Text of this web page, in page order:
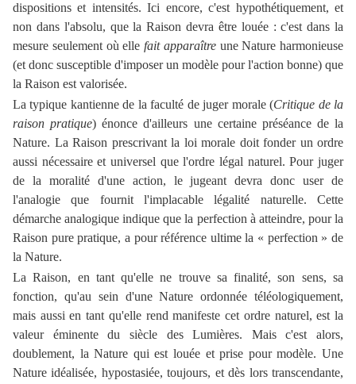
dispositions et intensités. Ici encore, c'est hypothétiquement, et
non dans l'absolu, que la Raison devra être louée : c'est dans la
mesure seulement où elle fait apparaîtreune Nature harmonieuse
(et donc susceptible d'imposer un modèle pour l'action bonne) que
la Raison est valorisée.
La typique kantienne de la faculté de juger morale (Critique de la
raison pratique) énonce d'ailleurs une certaine préséance de la
Nature. La Raison prescrivant la loi morale doit fonder un ordre
aussi nécessaire et universel que l'ordre légal naturel. Pour juger
de la moralité d'une action, le jugeant devra donc user de
l'analogie que fournit l'implacable légalité naturelle. Cette
démarche analogique indique que la perfection à atteindre, pour la
Raison pure pratique, a pour référence ultime la « perfection » de
la Nature.
La Raison, en tant qu'elle ne trouve sa finalité, son sens, sa
fonction, qu'au sein d'une Nature ordonnée téléologiquement,
mais aussi en tant qu'elle rend manifeste cet ordre naturel, est la
valeur éminente du siècle des Lumières. Mais c'est alors,
doublement, la Nature qui est louée et prise pour modèle. Une
Nature idéalisée, hypostasiée, toujours, et dès lors transcendante,